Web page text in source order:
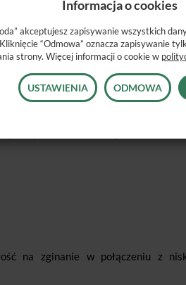
doskonałą, niewidoczną
dodatkowych odcieni.
na zginanie w połączeniu z
Informacja o cookies
akceptujesz zapisywanie wszystkich
“Odmowa” oznacza zapisywanie
strony. Więcej informacji o cookie w
USTAWIENIA ODMOWA